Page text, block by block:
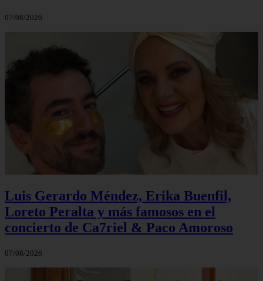
07/08/2026
Luis Gerardo Méndez, Erika Buenfil,
Loreto Peralta y más famosos en el
concierto de Ca7riel & Paco Amoroso
07/08/2026